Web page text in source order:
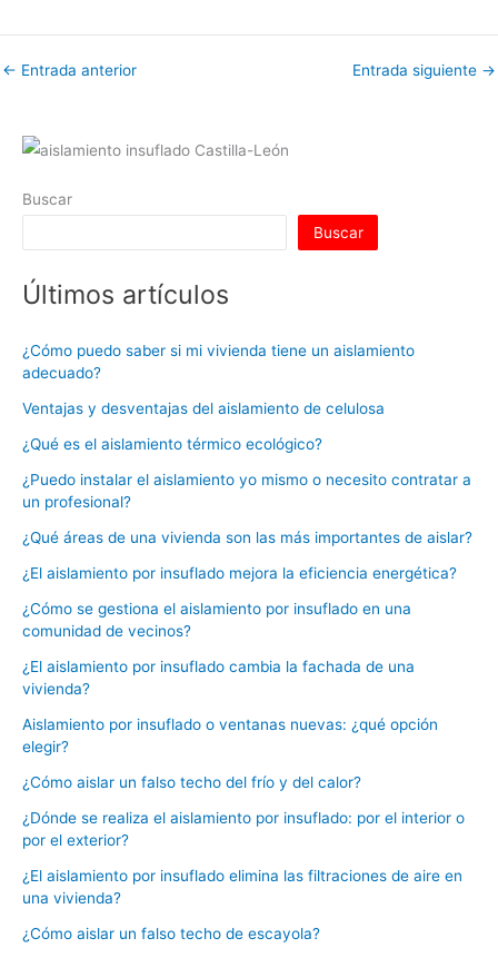
s
p
p
e
n o
k
di l
p
← Entrada anterior Entrada siguiente →
Buscar
Buscar
Últimos artículos
¿Cómo puedo saber si mi vivienda tiene un aislamiento
adecuado?
Ventajas y desventajas del aislamiento de celulosa
¿Qué es el aislamiento térmico ecológico?
¿Puedo instalar el aislamiento yo mismo o necesito contratar a
un profesional?
¿Qué áreas de una vivienda son las más importantes de aislar?
¿El aislamiento por insuflado mejora la eficiencia energética?
¿Cómo se gestiona el aislamiento por insuflado en una
comunidad de vecinos?
¿El aislamiento por insuflado cambia la fachada de una
vivienda?
Aislamiento por insuflado o ventanas nuevas: ¿qué opción
elegir?
¿Cómo aislar un falso techo del frío y del calor?
¿Dónde se realiza el aislamiento por insuflado: por el interior o
por el exterior?
¿El aislamiento por insuflado elimina las filtraciones de aire en
una vivienda?
¿Cómo aislar un falso techo de escayola?